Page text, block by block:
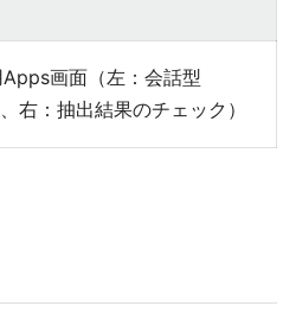
画面（左：会話型
右：抽出結果のチェック）